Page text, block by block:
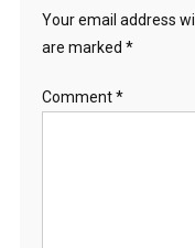
Your email address
are marked *
Comment*